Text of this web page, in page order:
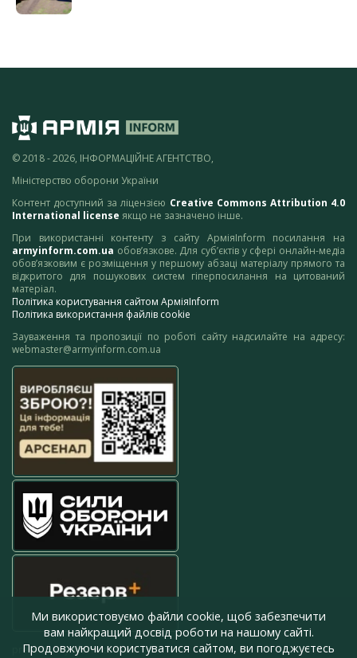
© 2018 - 2026, ІНФОРМАЦІЙНЕ АГЕНТСТВО,
Міністерство оборони України
Контент доступний за ліцензією Creative Commons Attribution 4.0
International license якщо не зазначено інше.
При використанні контенту з сайту АрміяInform посилання на
armyinform.com.ua обов’язкове. Для суб’єктів у сфері онлайн-медіа
обов’язковим є розміщення у першому абзаці матеріалу прямого та
відкритого для пошукових систем гіперпосилання на цитований
матеріал.
Політика користування сайтом АрміяInform
Політика використання файлів cookie
Зауваження та пропозиції по роботі сайту надсилайте на адресу:
webmaster@armyinform.com.ua
press@armyinform.com.ua
Ми використовуємо файли cookie, щоб забезпечити
вам найкращий досвід роботи на нашому сайті.
Продовжуючи користуватися сайтом, ви погоджуєтесь